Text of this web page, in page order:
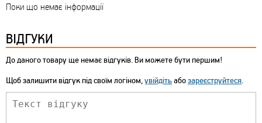
Поки що немає інформації
ВІДГУКИ
До даного товару ще немає відгуків. Ви можете бути першим!
Щоб залишити відгук під своїм логіном,увійдітьабозареєструйтеся.